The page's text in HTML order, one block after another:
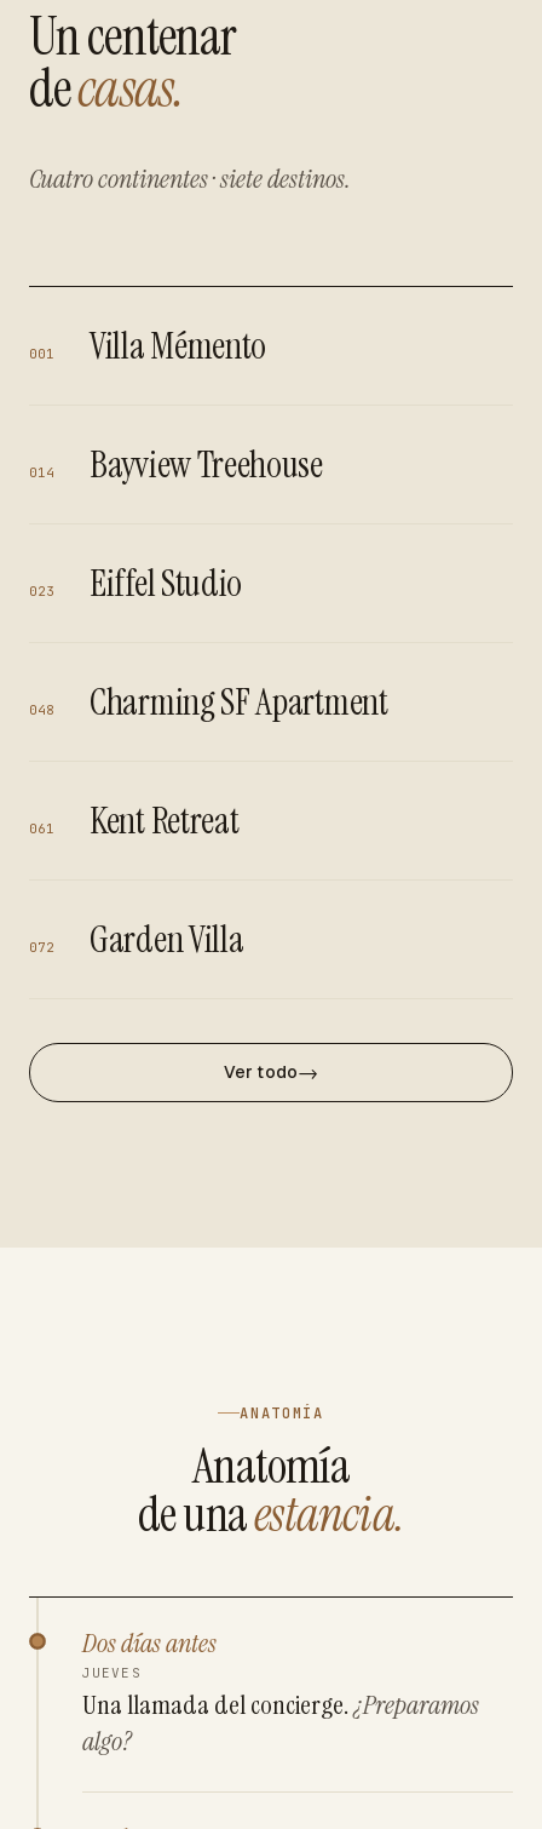
Un centenar
decasas.
Cuatro continentes · siete destinos.
001 Villa Mémento
014 Bayview Treehouse
023 Eiffel Studio
048 Charming SF Apartment
061 Kent Retreat
072 Garden Villa
Ver todo→
ANATOMÍA
Anatomía
de unaestancia.
Dos días antes
JUEVES
Una llamada del concierge.¿Preparamos
algo?